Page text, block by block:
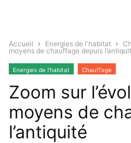
Accueil Energies de l'habitat
moyens de chauffage depuis
Energies de l'habitat Chauffage
Zoom sur
moyens de
l’antiquité